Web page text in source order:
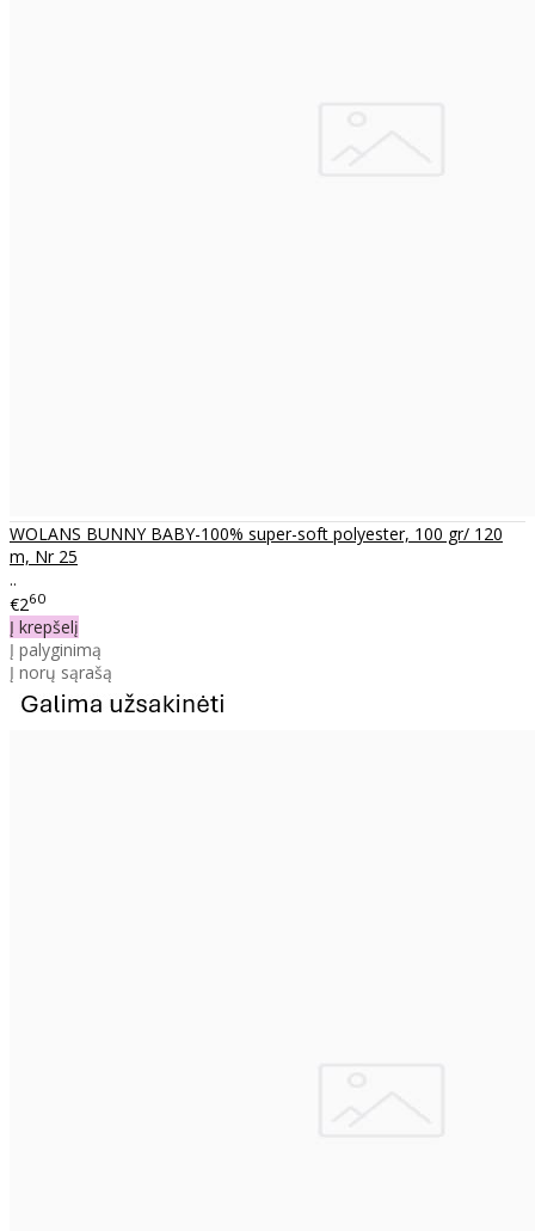
WOLANS BUNNY BABY-100% super-soft polyester, 100 gr/ 120
m, Nr 25
..
€260
Į krepšelį
Į palyginimą
Į norų sąrašą